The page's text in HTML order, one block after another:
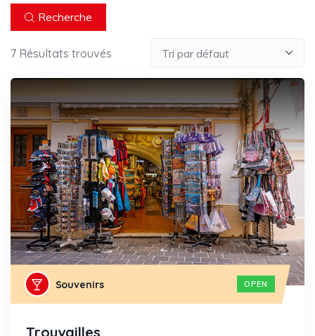
Recherche
7 Résultats trouvés
Souvenirs OPEN
Trouvailles